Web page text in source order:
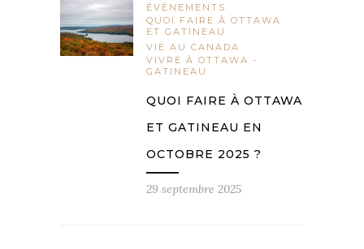
ÉVÈNEMENTS
QUOI FAIRE À OTTAWA
ET GATINEAU
VIE AU CANADA
VIVRE À OTTAWA -
GATINEAU
QUOI FAIRE À OTTAWA
ET GATINEAU EN
OCTOBRE 2025 ?
29 septembre 2025